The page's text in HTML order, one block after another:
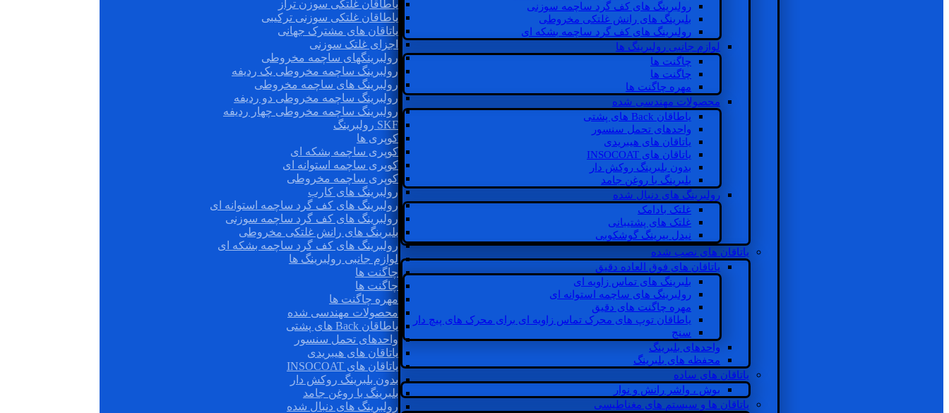
رولبرینگ های کف گرد ساچمه سوزنی
بلبرینگ های رانش غلتکی مخروطی
رولبرینگ های کف گرد ساچمه بشکه ای
لوازم جانبی رولبرینگ ها
چاگنت ها
چاگنت ها
مهره چاگنت ها
محصولات مهندسی شده
یاطاقان Back های پشتی
واحدهای تحمل سنسور
یاتاقان های هیبریدی
یاتاقان های INSOCOAT
بدون بلبرینگ روکش دار
بلبرینگ با روغن جامد
رولبرینگ های دنبال شده
غلتک بادامک
غلتک های پشتیبانی
نیدل بیرینگ گوشکوبی
یاتاقان های نصب شده
یاتاقان های فوق العاده دقیق
بلبرینگ های تماس زاویه ای
رولبرینگ های ساچمه استوانه ای
مهره چاگنت های دقیق
یاطاقان توپ های محرک تماس زاویه ای برای محرک های پیچ دار
سنج
واحدهای بلبرینگ
محفظه های بلبرینگ
یاتاقان های ساده
بوش ، واشر رانش و نوار
یاتاقان ها و سیستم های مغناطیسی
یاطاقان غلتکی سوزن تراز
یاطاقان غلتکی سوزنی ترکیبی
یاتاقان های مشترک جهانی
اجزای غلتک سوزنی
رولبرینگهای ساچمه مخروطی
رولبرینگ ساچمه مخروطی یک ردیفه
رولبرینگ های ساچمه مخروطی
رولبرینگ ساچمه مخروطی دو ردیفه
رولبرینگ ساچمه مخروطی چهار ردیفه
SKF رولبرینگ
کوپری ها
کوپری ساچمه بشکه ای
کوپری ساچمه استوانه ای
کوپری ساچمه مخروطی
رولبرینگ های کارب
رولبرینگ های کف گرد ساچمه استوانه ای
رولبرینگ های کف گرد ساچمه سوزنی
بلبرینگ های رانش غلتکی مخروطی
رولبرینگ های کف گرد ساچمه بشکه ای
لوازم جانبی رولبرینگ ها
چاگنت ها
چاگنت ها
مهره چاگنت ها
محصولات مهندسی شده
یاطاقان Back های پشتی
واحدهای تحمل سنسور
یاتاقان های هیبریدی
یاتاقان های INSOCOAT
بدون بلبرینگ روکش دار
بلبرینگ با روغن جامد
رولبرینگ های دنبال شده